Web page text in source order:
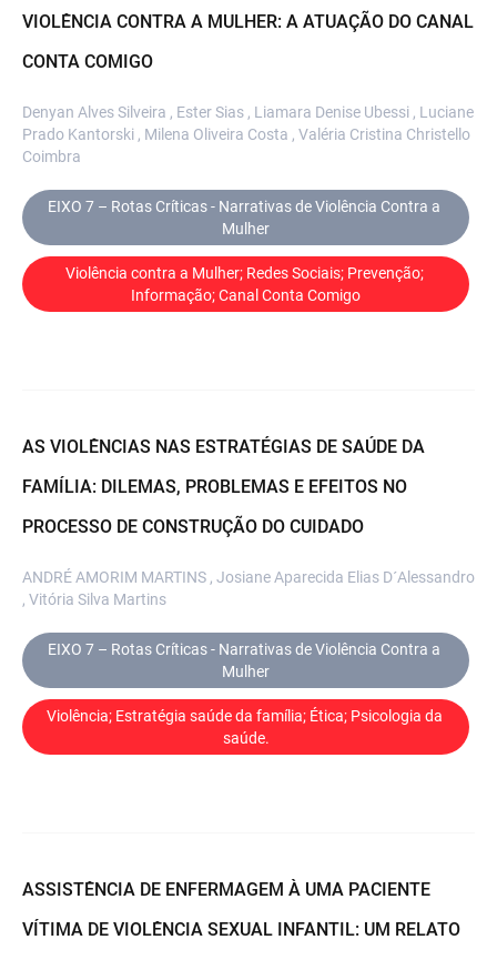
VIOLÊNCIA CONTRA A MULHER: A ATUAÇÃO DO CANAL
CONTA COMIGO
Denyan Alves Silveira , Ester Sias , Liamara Denise Ubessi , Luciane
Prado Kantorski , Milena Oliveira Costa , Valéria Cristina Christello
Coimbra
EIXO 7 – Rotas Críticas - Narrativas de Violência Contra a
Mulher
Violência contra a Mulher; Redes Sociais; Prevenção;
Informação; Canal Conta Comigo
AS VIOLÊNCIAS NAS ESTRATÉGIAS DE SAÚDE DA
FAMÍLIA: DILEMAS, PROBLEMAS E EFEITOS NO
PROCESSO DE CONSTRUÇÃO DO CUIDADO
ANDRÉ AMORIM MARTINS , Josiane Aparecida Elias D´Alessandro
, Vitória Silva Martins
EIXO 7 – Rotas Críticas - Narrativas de Violência Contra a
Mulher
Violência; Estratégia saúde da família; Ética; Psicologia da
saúde.
ASSISTÊNCIA DE ENFERMAGEM À UMA PACIENTE
VÍTIMA DE VIOLÊNCIA SEXUAL INFANTIL: UM RELATO